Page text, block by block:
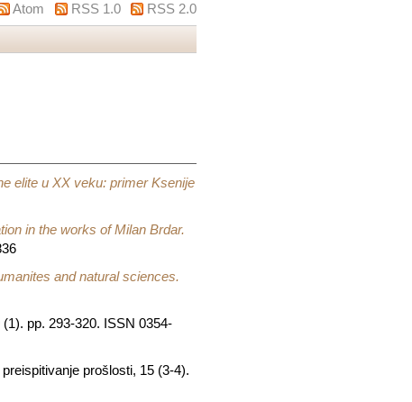
Atom RSS 1.0
RSS 2.0
elite u XX veku: primer Ksenije
in the works of Milan Brdar.
and natural sciences.
pp. 293-320. ISSN 0354-
prošlosti, 15 (3-4).